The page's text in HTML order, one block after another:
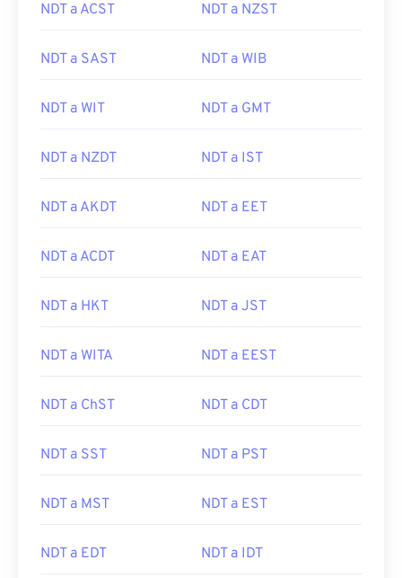
NDT a ACST NDT a NZST
NDT a SAST NDT a WIB
NDT a WIT NDT a GMT
NDT a NZDT NDT a IST
NDT a AKDT NDT a EET
NDT a ACDT NDT a EAT
NDT a HKT NDT a JST
NDT a WITA NDT a EEST
NDT a ChST NDT a CDT
NDT a SST NDT a PST
NDT a MST NDT a EST
NDT a EDT NDT a IDT